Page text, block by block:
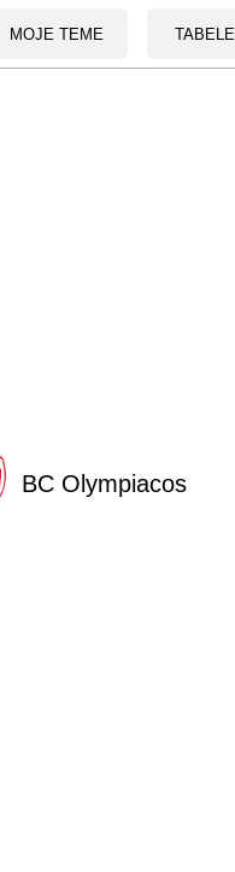
MOJE TEME TABELE
BC Olympiacos